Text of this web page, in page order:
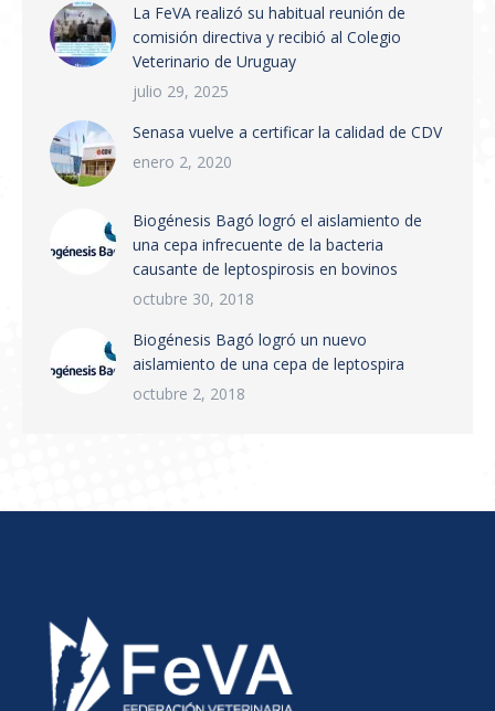
que establece la creación del Sistema
Integrado de Gestión de Trazabilidad de
Productos Veterinarios (SIGTRAZAVET) y la
obligatoriedad de la Receta Veterinaria
nacional. Puntos principales:…
La FeVA realizó su habitual reunión de
comisión directiva y recibió al Colegio
Veterinario de Uruguay
julio 29, 2025
Senasa vuelve a certificar la calidad de CDV
enero 2, 2020
Biogénesis Bagó logró el aislamiento de
una cepa infrecuente de la bacteria
causante de leptospirosis en bovinos
octubre 30, 2018
Biogénesis Bagó logró un nuevo
aislamiento de una cepa de leptospira
octubre 2, 2018